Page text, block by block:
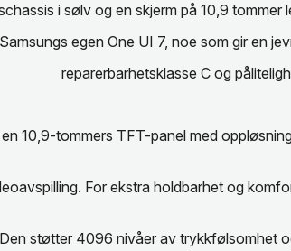
i sølv og en skjerm på 10,9
egen One UI 7, noe som gir en
reparerbarhetsklasse C og
10,9-tommers TFT-panel med
For ekstra holdbarhet og
Den støtter 4096 nivåer av trykkfølsomhet